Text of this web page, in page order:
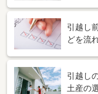
引越し
どを流
引越し
土産の